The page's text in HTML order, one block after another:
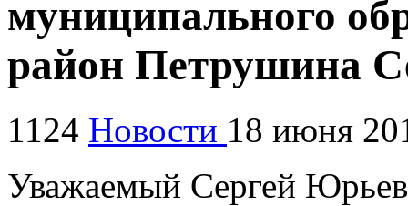
муниципального
район Петрушина
1124 Новости 18 июня
Уважаемый Сергей